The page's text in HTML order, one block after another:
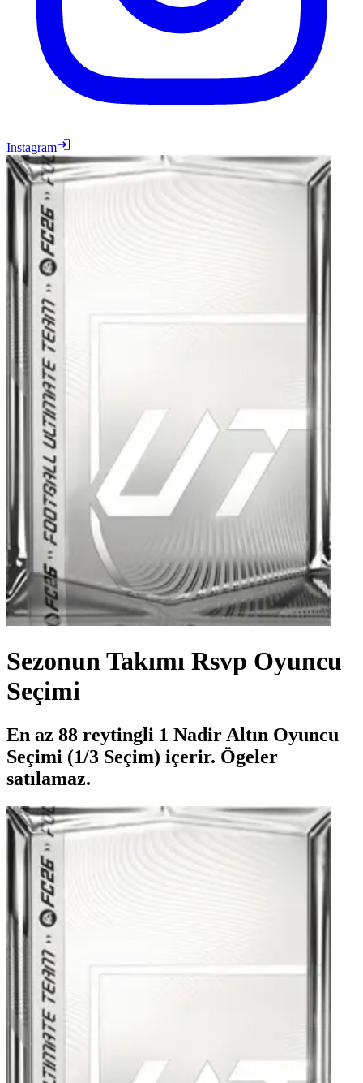
Instagram
Sezonun Takımı Rsvp Oyuncu
Seçimi
En az 88 reytingli 1 Nadir Altın Oyuncu
Seçimi (1/3 Seçim) içerir. Ögeler
satılamaz.